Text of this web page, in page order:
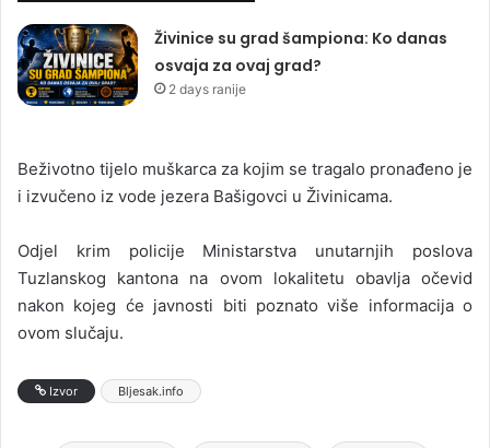
Živinice su grad šampiona: Ko danas
osvaja za ovaj grad?
2 days ranije
Beživotno tijelo muškarca za kojim se tragalo pronađeno je
i izvučeno iz vode jezera Bašigovci u Živinicama.
Odjel krim policije Ministarstva unutarnjih poslova
Tuzlanskog kantona na ovom lokalitetu obavlja očevid
nakon kojeg će javnosti biti poznato više informacija o
ovom slučaju.
Izvor Bljesak.info